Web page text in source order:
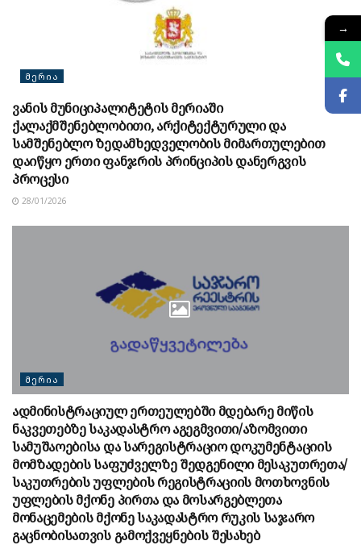
ᲛᲔᲠᲘᲐ
ვანის მუნიციპალიტეტის მერიაში
ქალაქმშენებლობითი, არქიტექტურული და
სამშენებლო ზედამხედველობის მიმართულებით
დაიწყო ერთი ფანჯრის პრინციპის დანერგვის
პროცესი
28/01/2026
ᲛᲔᲠᲘᲐ
ადმინისტრაციულ ერთეულებში მდებარე მიწის
ნაკვეთებზე საკადასტრო აგეგმვითი/აზომვითი
სამუშაოებისა და სარეგისტრაციო დოკუმენტაციის
მომზადების საფუძველზე შედგენილი მესაკუთრეთა/
საკუთრების უფლების რეგისტრაციის მოთხოვნის
უფლების მქონე პირთა და მოსარგებლეთა
მონაცემების მქონე საკადასტრო რუკის საჯარო
გაცნობისათვის გამოქვეყნების შესახებ
→